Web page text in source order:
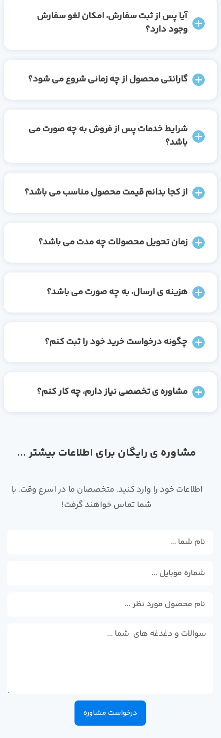
آیا پس از ثبت سفارش، امکان لغو سفارش
وجود دارد؟
گارانتی محصول از چه زمانی شروع می شود؟
شرایط خدمات پس از فروش به چه صورت می
باشد؟
از کجا بدانم قیمت محصول مناسب می باشد؟
زمان تحویل محصولات چه مدت می باشد؟
هزینه ی ارسال، به چه صورت می باشد؟
چگونه درخواست خرید خود را ثبت کنم؟
مشاوره ی تخصصی نیاز دارم، چه کار کنم؟
مشاوره ی رایگان برای اطلاعات بیشتر ...
اطلاعات خود را وارد کنید. متخصصان ما در اسرع وقت، با
شما تماس خواهند گرفت!
درخواست مشاوره